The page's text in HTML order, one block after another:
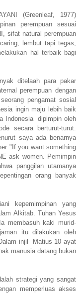
(Greenleaf, 1977)
perempuan sesuai
sifat natural perempuan
lembut tapi tegas,
hal terbaik bagi
ditelaah para pakar
perempuan dengan
pengamat sosial
ingin maju lebih baik
Indonesia dipimpin oleh
secara berturut-turut.
saya ada benarnya
"If you want something
ask women. Pemimpin
panggilan utamanya
orang banyak
kepemimpinan yang
Alkitab. Tuhan Yesus
membasuh kaki murid-
itu dilakukan oleh
injil Matius 10 ayat
manusia datang bukan
strategi yang sangat
memperluas akses